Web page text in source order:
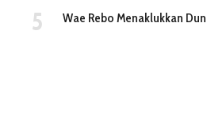
Wae Rebo Menaklukkan